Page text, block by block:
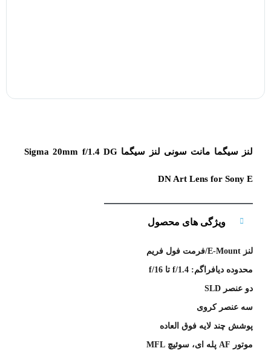
لنز سیگما مانت سونی لنز سیگما Sigma 20mm f/1.4 DG
DN Art Lens for Sony E
ویژگی های محصول
لنز E-Mount/فرمت فول فریم
محدوده دیافراگم: f/1.4 تا f/16
دو عنصر SLD
سه عنصر کروی
پوشش چند لایه فوق العاده
موتور AF پله ای، سوئیچ MFL